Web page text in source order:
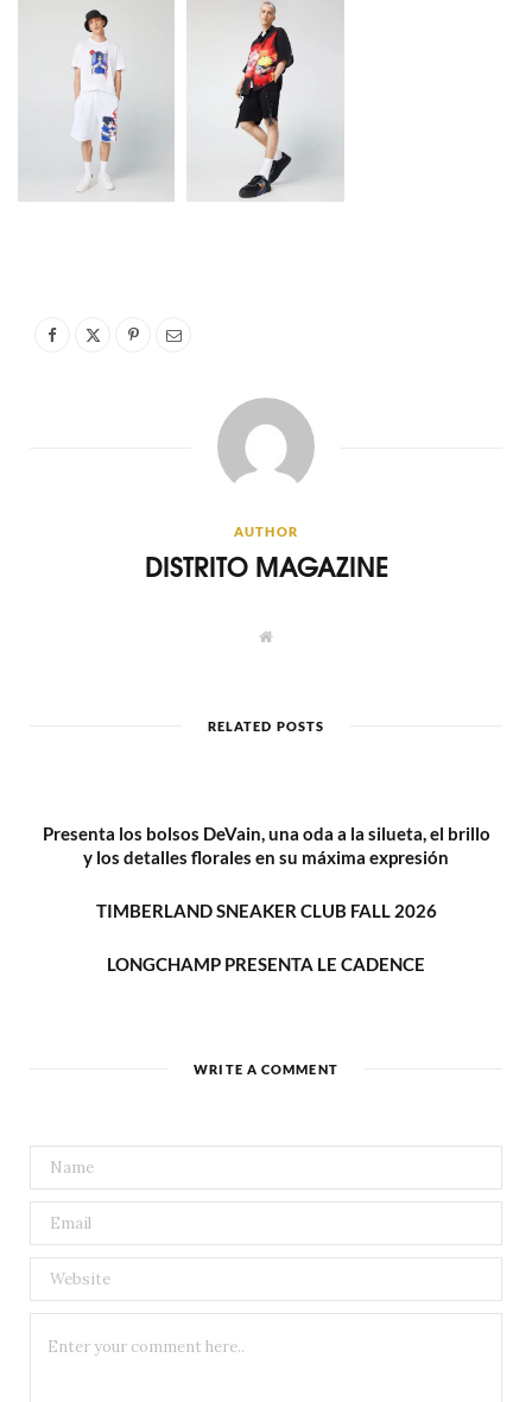
AUTHOR
DISTRITO MAGAZINE
W
e
RELATED POSTS
Presenta los bolsos DeVain, una oda a la silueta, el brillo
y los detalles florales en su máxima expresión
TIMBERLAND SNEAKER CLUB FALL 2026
LONGCHAMP PRESENTA LE CADENCE
WRITE A COMMENT